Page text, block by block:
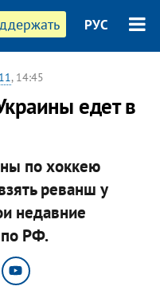
РУС
, 14:45
едет в
по хоккею
реванш у
недавние
РФ.